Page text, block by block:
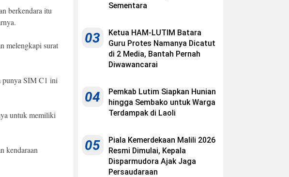
berkendara itu
melengkapi surat
punya SIM C1 ini
untuk memiliki
kendaraan
Sementara
03
Ketua HAM-LUTIM Batara
Guru Protes Namanya Dicatut
di 2 Media, Bantah Pernah
Diwawancarai
04
Pemkab Lutim Siapkan Hunian
hingga Sembako untuk Warga
Terdampak di Laoli
05
Piala Kemerdekaan Malili 2026
Resmi Dimulai, Kepala
Disparmudora Ajak Jaga
Persaudaraan